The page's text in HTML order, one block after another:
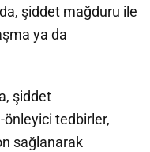
şiddet mağduru ile
ya da
şiddet
önleyici tedbirler,
sağlanarak